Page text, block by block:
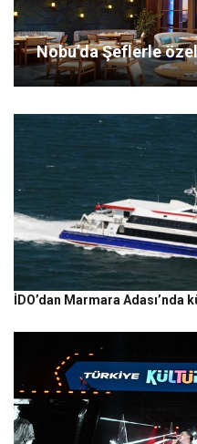
Nobu’da Şeflerle
İDO’dan Marmara